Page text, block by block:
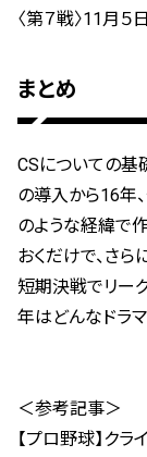
〈第７戦〉11
まとめ
CSについての基
の導入から16年
のような経緯で
おくだけで、さ
短期決戦でリー
年はどんなドラマ
＜参考記事＞
【プロ野球】ク